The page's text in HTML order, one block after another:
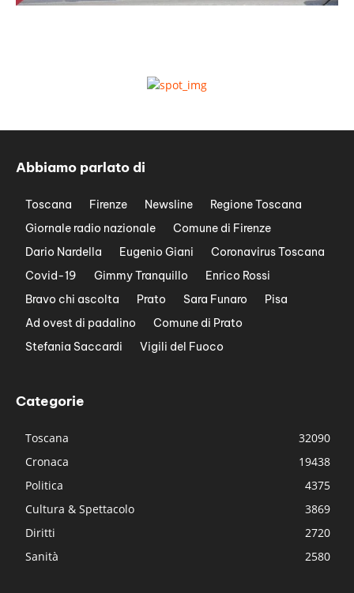
Abbiamo parlato di
Toscana Firenze Newsline
Regione Toscana
Giornale radio nazionale
Comune di Firenze
Dario Nardella
Eugenio Giani
Coronavirus Toscana
Covid-19
Gimmy Tranquillo
Enrico Rossi
Bravo chi ascolta
Prato Sara Funaro
Pisa
Ad ovest di padalino
Comune di Prato
Stefania Saccardi
Vigili del Fuoco
Categorie
Toscana
32090
Cronaca
19438
Politica
4375
Cultura & Spettacolo
3869
Diritti
2720
Sanità
2580